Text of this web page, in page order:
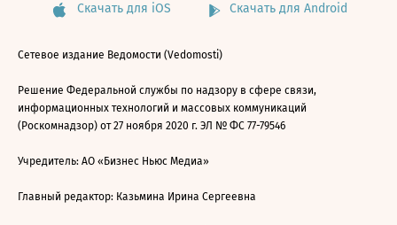
Скачать для iOS Скачать для Android
Сетевое издание Ведомости (Vedomosti)
Решение Федеральной службы по надзору в сфере связи,
информационных технологий и массовых коммуникаций
(Роскомнадзор) от 27 ноября 2020 г. ЭЛ № ФС 77-79546
Учредитель: АО «Бизнес Ньюс Медиа»
Главный редактор: Казьмина Ирина Сергеевна